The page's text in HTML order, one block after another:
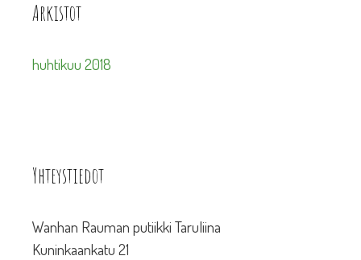
Arkistot
huhtikuu 2018
Yhteystiedot
Wanhan Rauman putiikki Taruliina
Kuninkaankatu 21